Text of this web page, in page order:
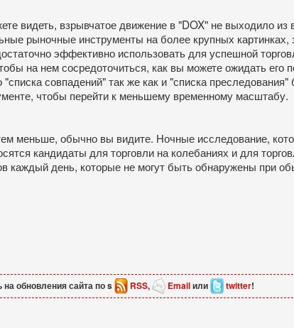
видеть, взрывчатое движение в "DOX" не выходило из
рыночные инструменты на более крупных
эффективно использовать для успешной
на нем сосредоточиться, как вы можете ожидать
совпадений" так же как и "списка
чтобы перейти к меньшему временному масштабу.
меньше, обычно вы видите. Ночные исследование,
кандидаты для торговли на колебаниях и для
каждый день, которые не могут быть обнаружены при
обновления сайта по s RSS, Emailили twitter!